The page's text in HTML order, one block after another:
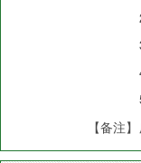
【备注】